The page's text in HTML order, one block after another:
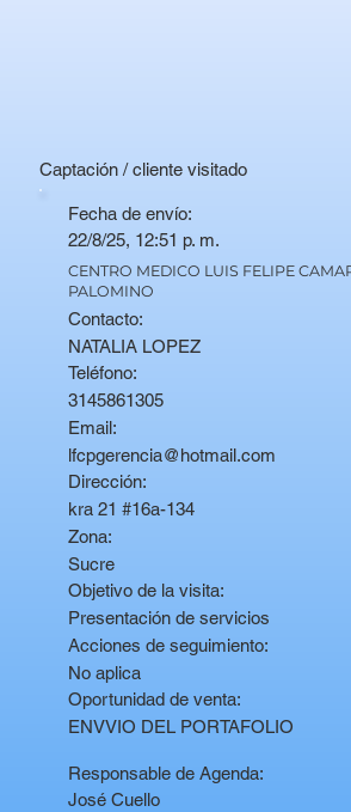
Captación / cliente visitado
Fecha de envío:
22/8/25, 12:51 p. m.
CENTRO MEDICO LUIS FELIPE
PALOMINO
Contacto:
NATALIA LOPEZ
Teléfono:
3145861305
Email:
lfcpgerencia@hotmail.com
Dirección:
kra 21 #16a-134
Zona:
Sucre
Objetivo de la visita:
Presentación de servicios
Acciones de seguimiento:
No aplica
Oportunidad de venta:
ENVVIO DEL PORTAFOLIO
Responsable de Agenda:
José Cuello